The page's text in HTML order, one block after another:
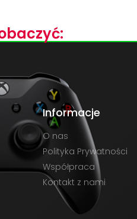
Informacje
O nas
Polityka Prywatności
Współpraca
Kontakt z nami